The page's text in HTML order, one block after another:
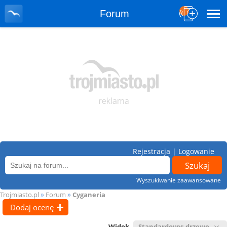
Forum
Wyszukiwanie zaawansowane
Rejestracja | Logowanie
Trojmiasto.pl » Forum » Cyganeria
Dodaj ocenę